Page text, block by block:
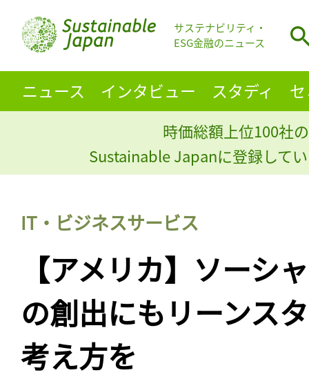
サステナビリティ・
ESG金融のニュース
ニュース インタビュー スタディ
時価総額上位100社
Sustainable Japanに登録して
IT・ビジネスサービス
【アメリカ】ソーシ
の創出にもリーンス
考え方を